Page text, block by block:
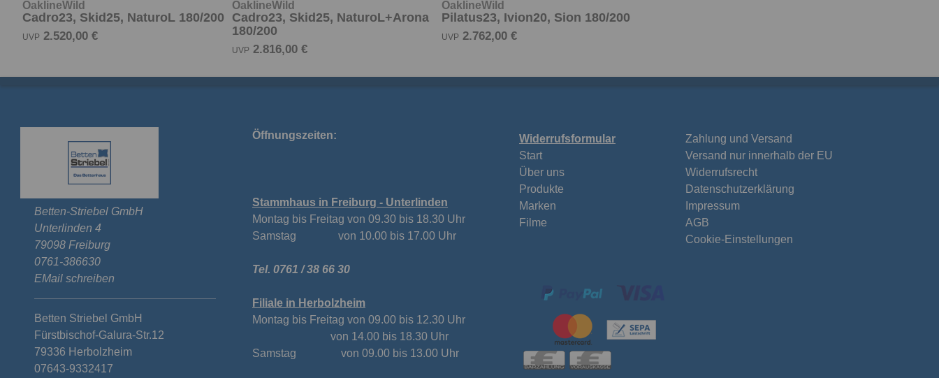
Unterlinden 4
79098 Freiburg
0761-386630
Betten Striebel GmbH
Fürstbischof-Galura-Str.12
79336 Herbolzheim
07643-9332417
Öffnungszeiten:
Montag bis Freitag von 09.30 bis 18.30 Uhr
Filiale in Herbolzheim
Montag bis Freitag von 09.00 bis 12.30 Uhr
Samstag von 09.00 bis 13.00 Uhr
Tel. 07643 / 933 24 17
Filme
AGB
Cookie-Einstellungen